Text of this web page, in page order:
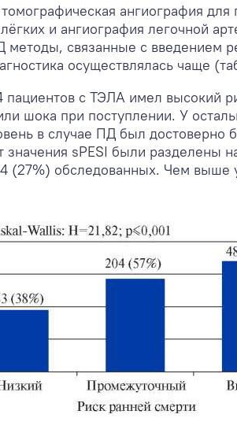
ангиография
и ангиография легочной
методы, связанные с введением
осуществлялась чаще
пациентов с ТЭЛА имел высокий
шока при поступлении. У
в случае ПД был достоверно
значения sPESI были разделены
(27%) обследованных. Чем выше